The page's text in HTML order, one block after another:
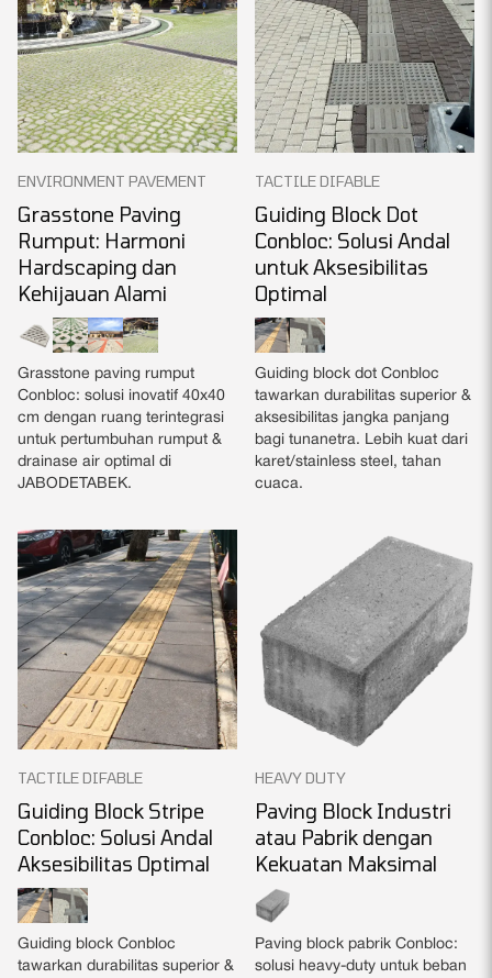
ENVIRONMENT PAVEMENT
Grasstone Paving
Rumput: Harmoni
Hardscaping dan
Kehijauan Alami
Grasstone paving rumput
Conbloc: solusi inovatif 40x40
cm dengan ruang terintegrasi
untuk pertumbuhan rumput &
drainase air optimal di
JABODETABEK.
TACTILE DIFABLE
Guiding Block Dot
Conbloc: Solusi Andal
untuk Aksesibilitas
Optimal
Guiding block dot Conbloc
tawarkan durabilitas superior &
aksesibilitas jangka panjang
bagi tunanetra. Lebih kuat dari
karet/stainless steel, tahan
cuaca.
TACTILE DIFABLE
Guiding Block Stripe
Conbloc: Solusi Andal
Aksesibilitas Optimal
Guiding block Conbloc
tawarkan durabilitas superior &
HEAVY DUTY
Paving Block Industri
atau Pabrik dengan
Kekuatan Maksimal
Paving block pabrik Conbloc:
solusi heavy-duty untuk beban